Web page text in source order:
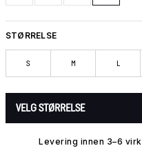
STØRRELSE
S M L
VELG STØRRELSE
Levering innen 3–6